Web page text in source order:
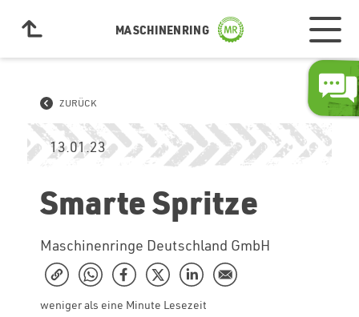
MASCHINENRING
ZURÜCK
13.01.23
Smarte Spritze
Maschinenringe Deutschland GmbH
weniger als eine Minute Lesezeit